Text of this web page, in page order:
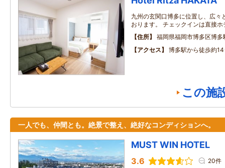
九州の玄関口博多に位置し、広々
おります。 チェックインは直接
住所
福岡県福岡市博多区博
アクセス
博多駅から徒歩約
この施
一人でも、仲間とも。絶景で整え、絶好なコンディションへ。
MUST WIN HOTEL
3.6 20件